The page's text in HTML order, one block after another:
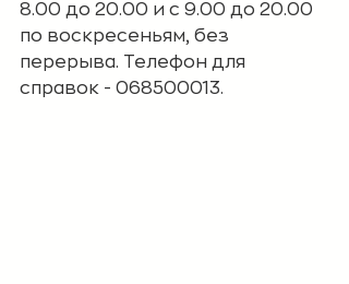
8.00 до 20.00 и с 9.00 до 20.00
по воскресеньям, без
перерыва. Телефон для
справок - 068500013.